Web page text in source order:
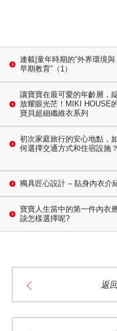
連載|童年時期的“外界環境與
早期教育”（1）
讓寶寶在最可愛的年齡層，
放耀眼光茫！MIKI HOUSE
寶貝超細纖維衣系列
初次家庭旅行的安心地點，
何選擇交通方式和住宿設施？
獨具匠心設計 – 貼身內衣介
寶寶人生當中的第一件內衣
該怎樣選擇呢?
返